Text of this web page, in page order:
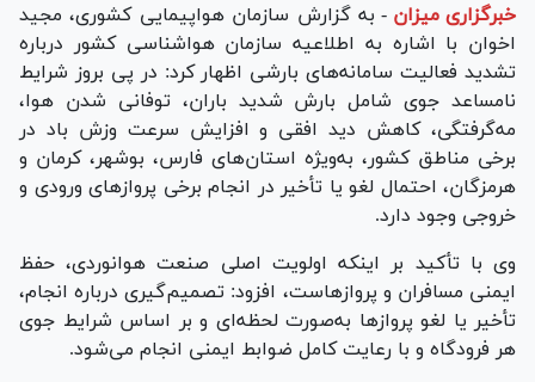
خبرگزاری میزان - به گزارش سازمان هواپیمایی کشوری، مجید
اخوان با اشاره به اطلاعیه سازمان هواشناسی کشور درباره
تشدید فعالیت سامانه‌های بارشی اظهار کرد: در پی بروز شرایط
نامساعد جوی شامل بارش شدید باران، توفانی شدن هوا،
مه‌گرفتگی، کاهش دید افقی و افزایش سرعت وزش باد در
برخی مناطق کشور، به‌ویژه استان‌های فارس، بوشهر، کرمان و
هرمزگان، احتمال لغو یا تأخیر در انجام برخی پرواز‌های ورودی و
خروجی وجود دارد.
وی با تأکید بر اینکه اولویت اصلی صنعت هوانوردی، حفظ
ایمنی مسافران و پروازهاست، افزود: تصمیم‌گیری درباره انجام،
تأخیر یا لغو پرواز‌ها به‌صورت لحظه‌ای و بر اساس شرایط جوی
هر فرودگاه و با رعایت کامل ضوابط ایمنی انجام می‌شود.